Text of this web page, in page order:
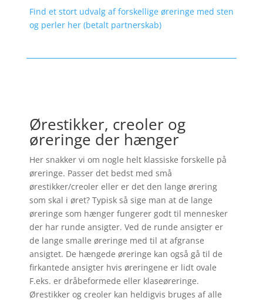
Find et stort udvalg af forskellige øreringe med sten
og perler her (betalt partnerskab)
Ørestikker, creoler og
øreringe der hænger
Her snakker vi om nogle helt klassiske forskelle på
øreringe. Passer det bedst med små
ørestikker/creoler eller er det den lange ørering
som skal i øret? Typisk så sige man at de lange
øreringe som hænger fungerer godt til mennesker
der har runde ansigter. Ved de runde ansigter er
de lange smalle øreringe med til at afgranse
ansigtet. De hængede øreringe kan også gå til de
firkantede ansigter hvis øreringene er lidt ovale
F.eks. er dråbeformede eller klaseøreringe.
Ørestikker og creoler kan heldigvis bruges af alle